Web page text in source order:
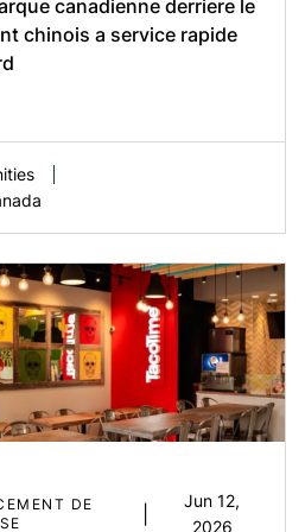
PLUS
canadienne derriere le
chinois a service rapide
une cuisine chinoise
partout au Canada
le plus grand restaurant
DE
Jun 12,
2026